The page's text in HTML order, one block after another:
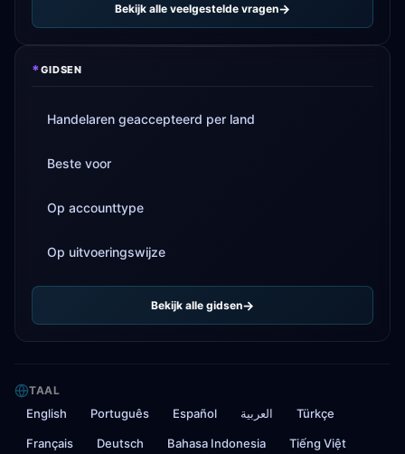
Bekijk alle veelgestelde vragen
*GIDSEN
Handelaren geaccepteerd per land
Beste voor
Op accounttype
Op uitvoeringswijze
Bekijk alle gidsen
TAAL
English Português Español العربية Türkçe
Français Deutsch Bahasa Indonesia Tiếng Việt